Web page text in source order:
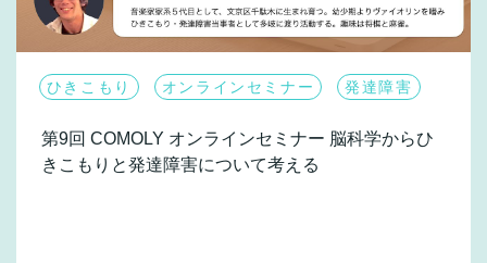
ひきこもり オンラインセミナー 発達障害
第9回 COMOLY オンラインセミナー 脳科学からひ
きこもりと発達障害について考える